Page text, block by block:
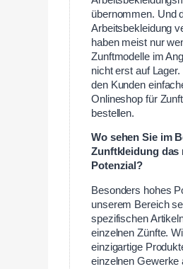
übernommen. Und
Arbeitsbekleidung
haben meist nur
Zunftmodelle im
nicht erst auf
den Kunden
Onlineshop für
bestellen.
Wo sehen Sie im
Zunftkleidung das
Potenzial?
Besonders hohes
unserem Bereich
spezifischen
einzelnen Zünfte.
einzigartige
einzelnen Gewerke